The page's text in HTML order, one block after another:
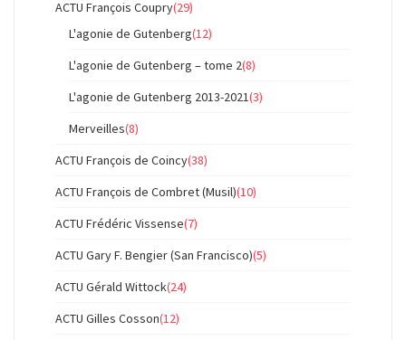
ACTU François Coupry(29)
L'agonie de Gutenberg(12)
L'agonie de Gutenberg – tome 2(8)
L'agonie de Gutenberg 2013-2021(3)
Merveilles(8)
ACTU François de Coincy(38)
ACTU François de Combret (Musil)(10)
ACTU Frédéric Vissense(7)
ACTU Gary F. Bengier (San Francisco)(5)
ACTU Gérald Wittock(24)
ACTU Gilles Cosson(12)